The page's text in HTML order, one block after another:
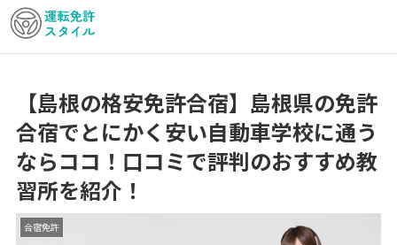
【島根の格安免許合宿】島根県の免許
合宿でとにかく安い自動車学校に通う
ならココ！口コミで評判のおすすめ教
習所を紹介！
合宿免許